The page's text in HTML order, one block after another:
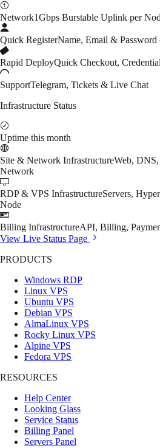
Network1Gbps Burstable Uplink per
Quick RegisterName, Email & Password
Rapid DeployQuick Checkout,
SupportTelegram, Tickets & Live Chat
Infrastructure Status
Uptime this month
Site & Network InfrastructureWeb,
Network
RDP & VPS InfrastructureServers,
Node
Billing InfrastructureAPI, Billing,
View Live Status Page
PRODUCTS
Windows RDP
Linux VPS
Ubuntu VPS
Debian VPS
AlmaLinux VPS
Rocky Linux VPS
Alpine VPS
Fedora VPS
RESOURCES
Help Center
Looking Glass
Service Status
Billing Panel
Servers Panel